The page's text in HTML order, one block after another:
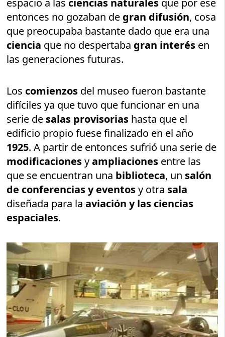
espacio a las ciencias naturales que por ese
entonces no gozaban de gran difusión, cosa
que preocupaba bastante dado que era una
ciencia que no despertaba gran interés en
las generaciones futuras.
Los comienzos del museo fueron bastante
difíciles ya que tuvo que funcionar en una
serie de salas provisorias hasta que el
edificio propio fuese finalizado en el año
1925. A partir de entonces sufrió una serie de
modificacionesyampliaciones entre las
que se encuentran una biblioteca, un salón
de conferencias y eventosy otra sala
diseñada para laaviación y las ciencias
espaciales.